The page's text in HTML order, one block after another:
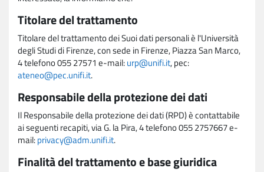
Titolare del trattamento
Titolare del trattamento dei Suoi dati personali è l'Università
degli Studi di Firenze, con sede in Firenze, Piazza San Marco,
4 telefono 055 27571 e-mail:urp@unifi.it, pec:
ateneo@pec.unifi.it.
Responsabile della protezione dei dati
Il Responsabile della protezione dei dati (RPD) è contattabile
ai seguenti recapiti, via G. la Pira, 4 telefono 055 2757667 e-
mail:privacy@adm.unifi.it.
Finalità del trattamento e base giuridica